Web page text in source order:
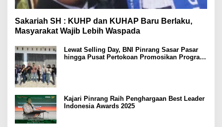
Sakariah SH : KUHP dan KUHAP Baru Berlaku,
Masyarakat Wajib Lebih Waspada
Lewat Selling Day, BNI Pinrang Sasar Pasar
hingga Pusat Pertokoan Promosikan Program
Kajari Pinrang Raih Penghargaan Best Leader
Indonesia Awards 2025